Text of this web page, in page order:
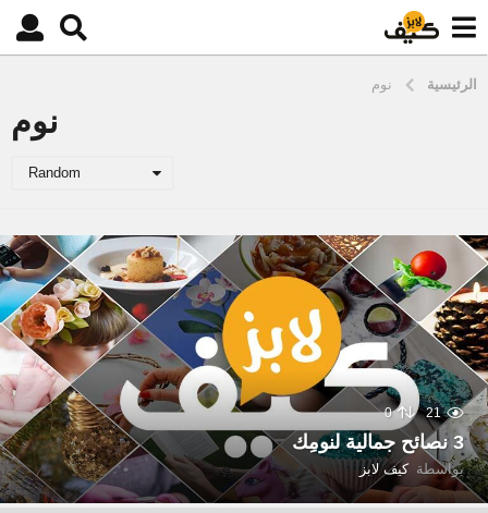
الرئيسية نوم
نوم
Random
21
0
3 نصائح جمالية لنومِك
بواسطة كيف لابز